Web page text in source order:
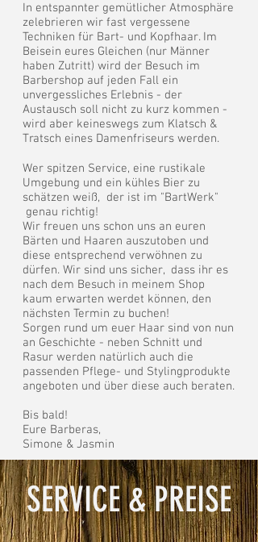
In entspannter gemütlicher Atmosphäre
zelebrieren wir fast vergessene
Techniken für Bart- und Kopfhaar. Im
Beisein eures Gleichen (nur Männer
haben Zutritt) wird der Besuch im
Barbershop auf jeden Fall ein
unvergessliches Erlebnis - der
Austausch soll nicht zu kurz kommen -
wird aber keineswegs zum Klatsch &
Tratsch eines Damenfriseurs werden.
Wer spitzen Service, eine rustikale
Umgebung und ein kühles Bier zu
schätzen weiß, der ist im "BartWerk"
genau richtig!
Wir freuen uns schon uns an euren
Bärten und Haaren auszutoben und
diese entsprechend verwöhnen zu
dürfen. Wir sind uns sicher, dass ihr es
nach dem Besuch in meinem Shop
kaum erwarten werdet können, den
nächsten Termin zu buchen!
Sorgen rund um euer Haar sind von nun
an Geschichte - neben Schnitt und
Rasur werden natürlich auch die
passenden Pflege- und Stylingprodukte
angeboten und über diese auch beraten.
Bis bald!
Eure Barberas,
Simone & Jasmin
SERVICE & PREISE